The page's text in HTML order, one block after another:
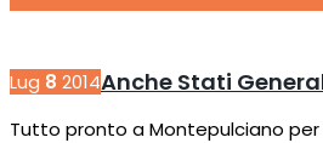
Lug 8 2014Anche Stati
Tutto pronto a Montepulciano per